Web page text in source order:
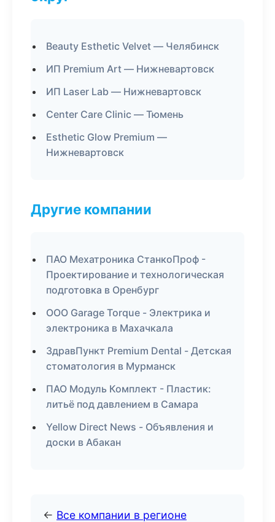
Beauty Esthetic Velvet — Челябинск
ИП Premium Art — Нижневартовск
ИП Laser Lab — Нижневартовск
Center Care Clinic — Тюмень
Esthetic Glow Premium —
Нижневартовск
Другие компании
ПАО Мехатроника СтанкоПроф -
Проектирование и технологическая
подготовка в Оренбург
ООО Garage Torque - Электрика и
электроника в Махачкала
ЗдравПункт Premium Dental - Детская
стоматология в Мурманск
ПАО Модуль Комплект - Пластик:
литьё под давлением в Самара
Yellow Direct News - Объявления и
доски в Абакан
← Все компании в регионе